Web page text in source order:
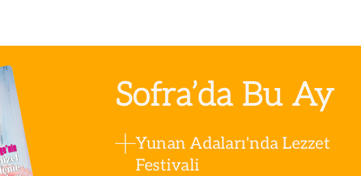
Sofra’da Bu Ay
Yunan Adaları'nda Lezzet
Festivali